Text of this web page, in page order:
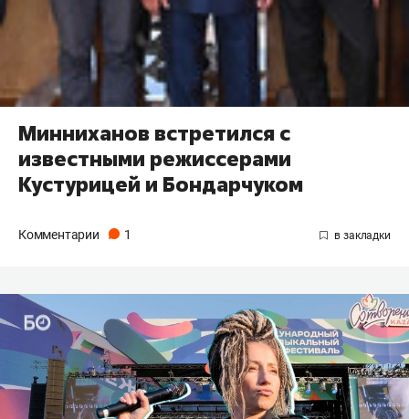
Минниханов встретился с
известными режиссерами
Кустурицей и Бондарчуком
Комментарии 1